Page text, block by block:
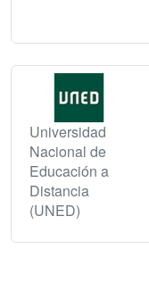
Universidad
Nacional de
Educación a
Distancia
(UNED)